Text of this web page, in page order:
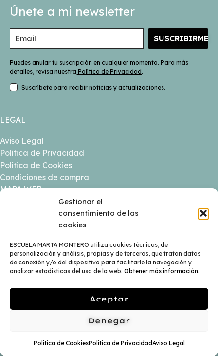
Gestionar el
consentimiento de las
cookies
ESCUELA MARTA MONTERO utiliza cookies técnicas, de
personalización y análisis, propias y de terceros, que tratan datos
de conexión y/o del dispositivo para facilitarle la navegación y
analizar estadísticas del uso de la web. Obtener más información.
Aceptar
Denegar
Política de CookiesPolítica de PrivacidadAviso Legal
Únete a mi newsletter
SUSCRIBIRME
Puedes anular tu suscripción en cualquier momento. Para más
detalles, revisa nuestra Política de Privacidad .
Suscríbete para recibir noticias y actualizaciones.
LEGAL
Aviso Legal
Política de Privacidad
Política de Cookies
Condiciones de compra
MAPA WEB
Escuela
Sesiones & Servicios
Ocupa tu Lugar